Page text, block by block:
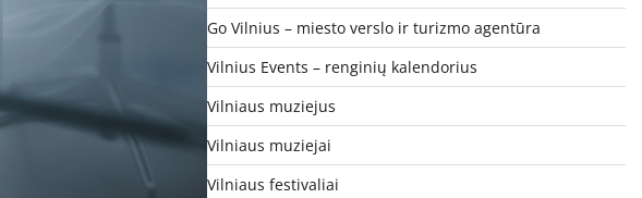
Go Vilnius – miesto verslo ir turizmo agentūra
Vilnius Events – renginių kalendorius
Vilniaus muziejus
Vilniaus muziejai
Vilniaus festivaliai